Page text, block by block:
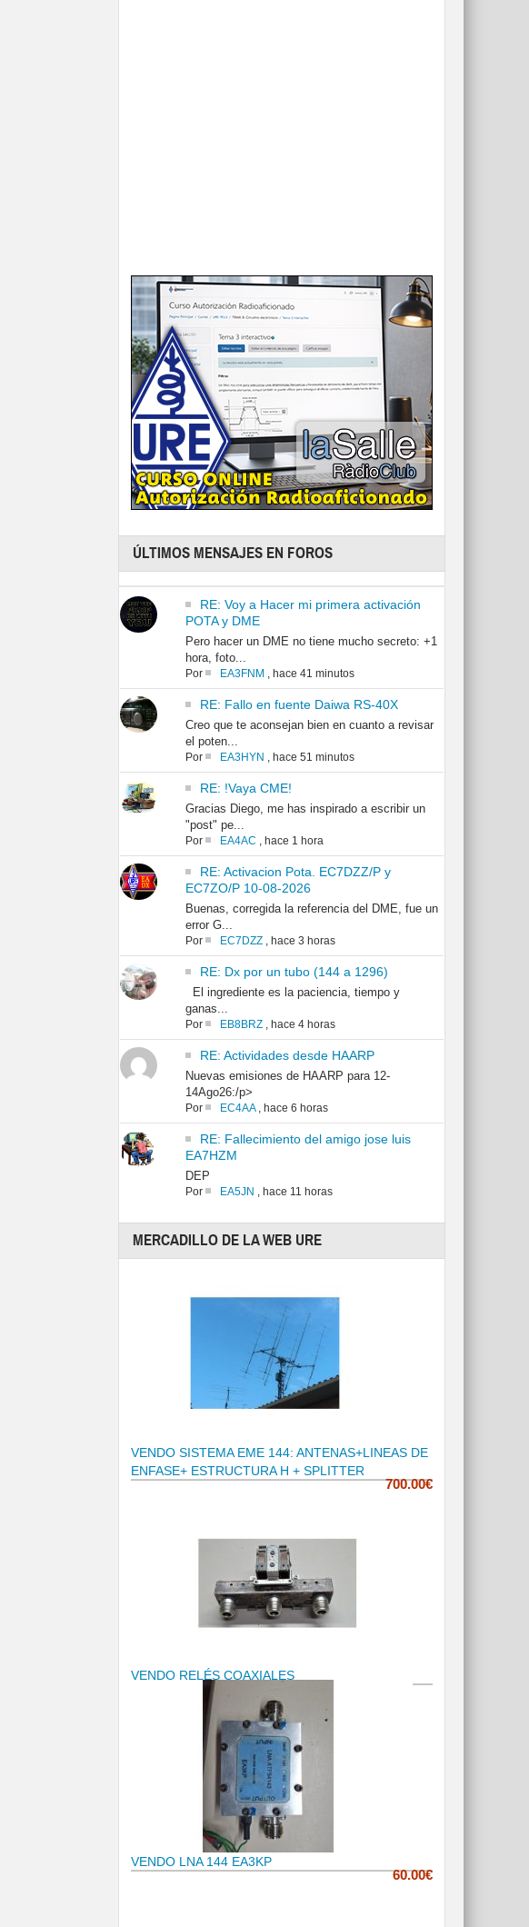
ÚLTIMOS MENSAJES EN FOROS
RE: Voy a Hacer mi primera activación
POTA y DME
Pero hacer un DME no tiene mucho secreto: +1
hora, foto...
Por EA3FNM , hace 41 minutos
RE: Fallo en fuente Daiwa RS-40X
Creo que te aconsejan bien en cuanto a revisar
el poten...
Por EA3HYN , hace 51 minutos
RE: !Vaya CME!
Gracias Diego, me has inspirado a escribir un
"post" pe...
Por EA4AC , hace 1 hora
RE: Activacion Pota. EC7DZZ/P y
EC7ZO/P 10-08-2026
Buenas, corregida la referencia del DME, fue un
error G...
Por EC7DZZ, hace 3 horas
RE: Dx por un tubo (144 a 1296)
El ingrediente es la paciencia, tiempo y
ganas...
Por EB8BRZ, hace 4 horas
RE: Actividades desde HAARP
Nuevas emisiones de HAARP para 12-
14Ago26:/p>
Por EC4AA, hace 6 horas
RE: Fallecimiento del amigo jose luis
EA7HZM
DEP
Por EA5JN , hace 11 horas
MERCADILLO DE LA WEB URE
VENDO SISTEMA EME 144: ANTENAS+LINEAS DE
ENFASE+ ESTRUCTURA H + SPLITTER
700.00€
VENDO RELÉS COAXIALES
VENDO LNA 144 EA3KP
60.00€